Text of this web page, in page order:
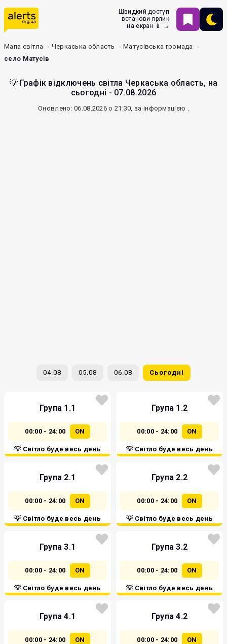
Швидкий доступ
встанови ярлик
на екран 📱 →
Мапа світла Черкаська область
Матусівська громада
село Матусів
💡 Графік відключень світла Черкаська область, на
сьогодні - 07.08.2026
Оновлено: 06.08.2026 о 21:30, за інформацією .
04.08 05.08 06.08 Сьогодні
Група 1.1
00:00 - 24:00 ON
💡 Світло буде весь день
Група 1.2
00:00 - 24:00 ON
💡 Світло буде весь день
Група 2.1
00:00 - 24:00 ON
💡 Світло буде весь день
Група 2.2
00:00 - 24:00 ON
💡 Світло буде весь день
Група 3.1
00:00 - 24:00 ON
💡 Світло буде весь день
Група 3.2
00:00 - 24:00 ON
💡 Світло буде весь день
Група 4.1
00:00 - 24:00 ON
Група 4.2
00:00 - 24:00 ON